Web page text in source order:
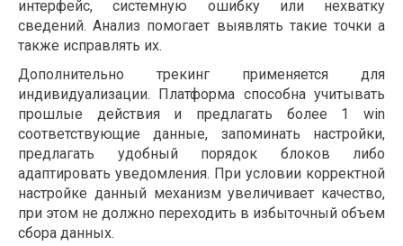
интерфейс, системную ошибку или нехватку
сведений. Анализ помогает выявлять такие точки а
также исправлять их.
Дополнительно трекинг применяется для
индивидуализации. Платформа способна учитывать
прошлые действия и предлагать более 1 win
соответствующие данные, запоминать настройки,
предлагать удобный порядок блоков либо
адаптировать уведомления. При условии корректной
настройке данный механизм увеличивает качество,
при этом не должно переходить в избыточный объем
сбора данных.